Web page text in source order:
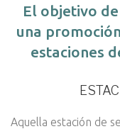
El objetivo
una
estaciones
Aquella estación de